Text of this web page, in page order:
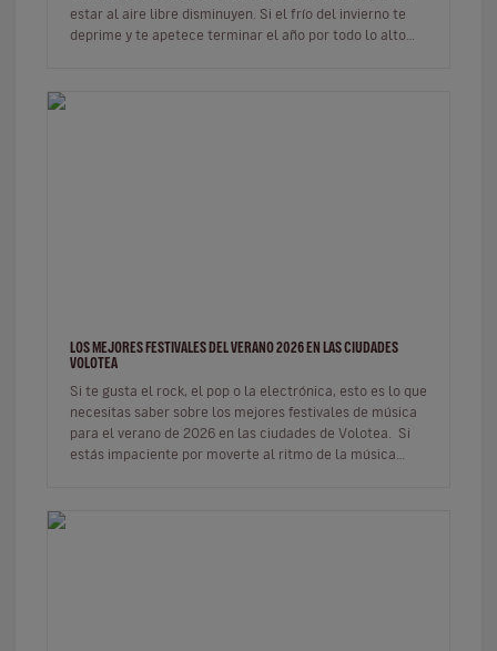
estar al aire libre disminuyen. Si el frío del invierno te
deprime y te apetece terminar el año por todo lo alto
LOS MEJORES FESTIVALES DEL VERANO 2026 EN LAS CIUDADES
VOLOTEA
Si te gusta el rock, el pop o la electrónica, esto es lo que
necesitas saber sobre los mejores festivales de música
para el verano de 2026 en las ciudades de Volotea. Si
estás impaciente por moverte al ritmo de la música…